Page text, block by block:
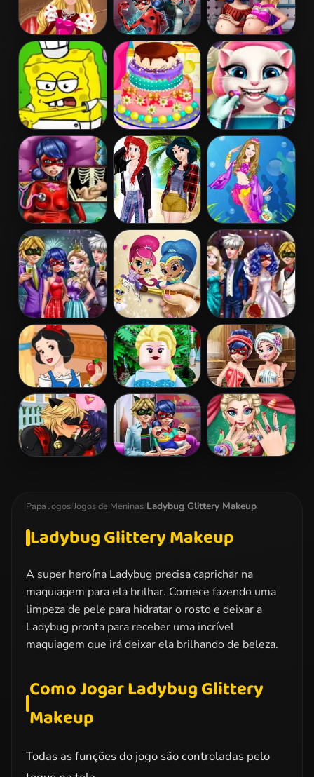
Barbie's
Valentine's
Patchwork
Dress
Ladybug Secret
Mission
Hero Dolls
Pregnant BFFs
Spongebob
Restaurant
Barbies
Birthday Cake
Angela Real
Dentist
Pregnant
Dotted Girl
Emergency
Princess
Coachella Style
Dress 1
Barbie
Mermaid
Princess
Couples New
Year Party
Shimmer and
Shine Coloring
Book
Ladybug
Wedding Royal
Guests
Snow White
Patchwork
Dress
Lego Princesses Ladybug Sauna
Realife
Papa Jogos/Jogos de Meninas/Ladybug Glittery Makeup
Ladybug Glittery Makeup
A super heroína Ladybug precisa caprichar na
maquiagem para ela brilhar. Comece fazendo uma
limpeza de pele para hidratar o rosto e deixar a
Ladybug pronta para receber uma incrível
maquiagem que irá deixar ela brilhando de beleza.
Como Jogar Ladybug Glittery
Makeup
Todas as funções do jogo são controladas pelo